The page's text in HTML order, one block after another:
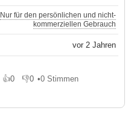
Nur für den persönlichen und nicht-
kommerziellen Gebrauch
vor 2 Jahren
👍0
Gefällt mir
👎0
Gefällt mir nicht
•0 Stimmen